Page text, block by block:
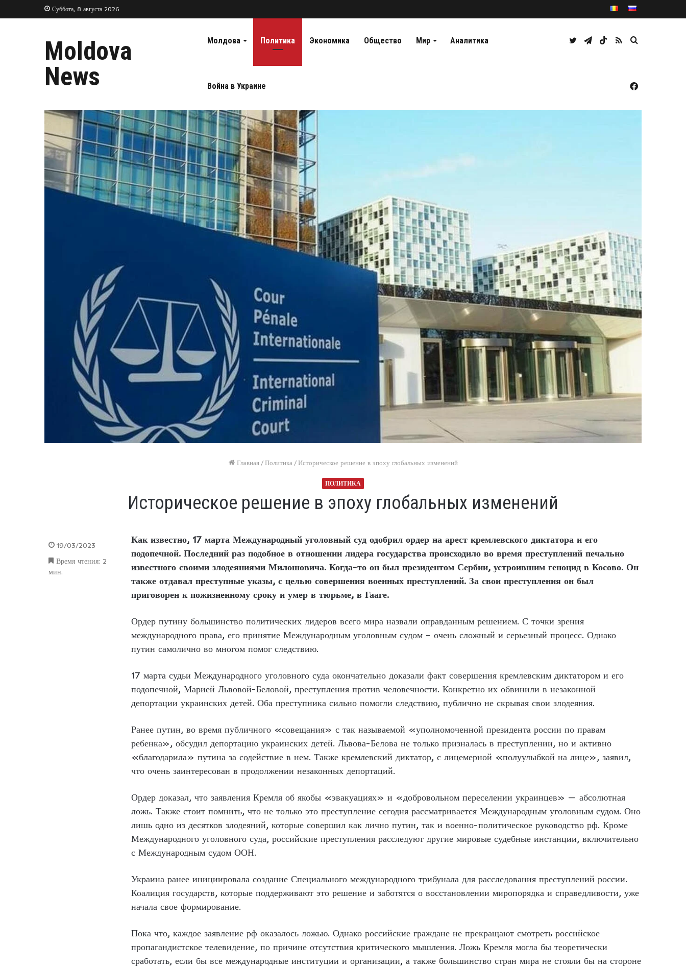
Суббота, 8 августа 2026
Moldova
News
Молдова Политика Экономика Общество Мир Аналитика
Война в Украине
Caută
RSS
TikTok
Telegram
Twitter
Facebook
Главная / Политика / Историческое решение в эпоху глобальных изменений
ПОЛИТИКА
Историческое решение в эпоху глобальных изменений
Как известно, 17 марта Международный уголовный суд одобрил ордер на арест кремлевского диктатора и его
подопечной. Последний раз подобное в отношении лидера государства происходило во время преступлений печально
известного своими злодеяниями Милошовича. Когда-то он был президентом Сербии, устроившим геноцид в Косово. Он
также отдавал преступные указы, с целью совершения военных преступлений. За свои преступления он был
приговорен к пожизненному сроку и умер в тюрьме, в Гааге.
Ордер путину большинство политических лидеров всего мира назвали оправданным решением. С точки зрения
международного права, его принятие Международным уголовным судом – очень сложный и серьезный процесс. Однако
путин самолично во многом помог следствию.
17 марта судьи Международного уголовного суда окончательно доказали факт совершения кремлевским диктатором и его
подопечной, Марией Львовой-Беловой, преступления против человечности. Конкретно их обвинили в незаконной
депортации украинских детей. Оба преступника сильно помогли следствию, публично не скрывая свои злодеяния.
Ранее путин, во время публичного «совещания» с так называемой «уполномоченной президента россии по правам
ребенка», обсудил депортацию украинских детей. Львова-Белова не только призналась в преступлении, но и активно
«благодарила» путина за содействие в нем. Также кремлевский диктатор, с лицемерной «полуулыбкой на лице», заявил,
что очень заинтересован в продолжении незаконных депортаций.
Ордер доказал, что заявления Кремля об якобы «эвакуациях» и «добровольном переселении украинцев» — абсолютная
ложь. Также стоит помнить, что не только это преступление сегодня рассматривается Международным уголовным судом. Оно
лишь одно из десятков злодеяний, которые совершил как лично путин, так и военно-политическое руководство рф. Кроме
Международного уголовного суда, российские преступления расследуют другие мировые судебные инстанции, включительно
с Международным судом ООН.
Украина ранее инициировала создание Специального международного трибунала для расследования преступлений россии.
Коалиция государств, которые поддерживают это решение и заботятся о восстановлении миропорядка и справедливости, уже
начала свое формирование.
Пока что, каждое заявление рф оказалось ложью. Однако российские граждане не прекращают смотреть российское
пропагандистское телевидение, по причине отсутствия критического мышления. Ложь Кремля могла бы теоретически
сработать, если бы все международные институции и организации, а также большинство стран мира не стояли бы на стороне
19/03/2023
Время чтения: 2
мин.